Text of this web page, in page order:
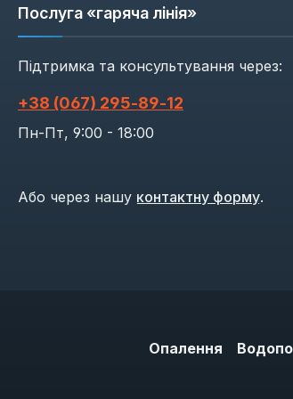
Послуга «гаряча лінія»
Підтримка та консультування через:
+38 (067) 295‑89‑12
Пн-Пт, 9:00 - 18:00
Або через нашу контактну форму.
Опалення